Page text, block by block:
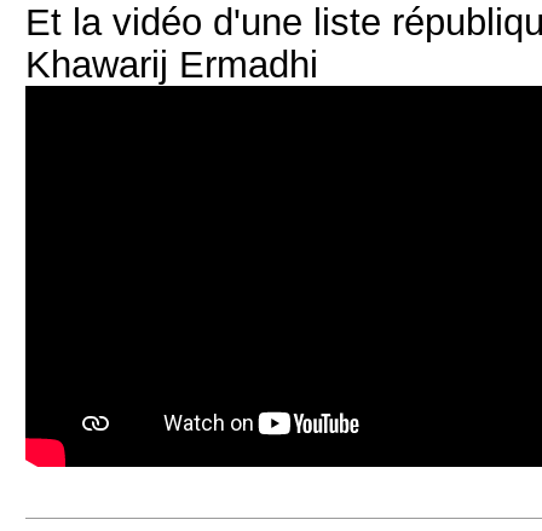
Et la vidéo d'une liste
Khawarij Ermadhi